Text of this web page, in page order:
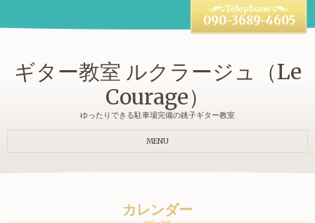
ギター教室 ルクラージュ（Le
Courage）
ゆったりできる駐車場完備の銚子ギター教室
090-3689-4605
MENU
カレンダー